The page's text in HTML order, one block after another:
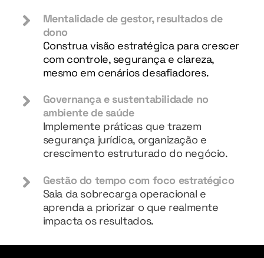
Mentalidade de gestor, resultados de
dono
Construa visão estratégica para crescer
com controle, segurança e clareza,
mesmo em cenários desafiadores.
Governança e sustentabilidade no
ambiente de saúde
Implemente práticas que trazem
segurança jurídica, organização e
crescimento estruturado do negócio.
Gestão do tempo com foco estratégico
Saia da sobrecarga operacional e
aprenda a priorizar o que realmente
impacta os resultados.